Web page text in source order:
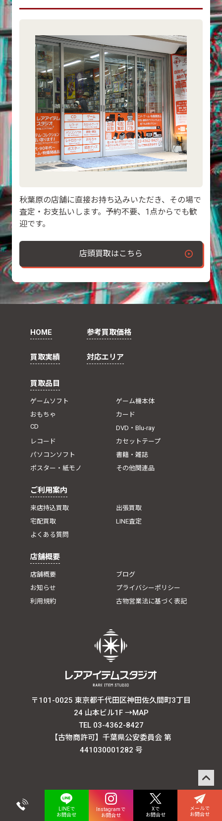
秋葉原の店舗に直接お持ち込みいただき、その場で
査定・お支払いします。予約不要、1点からでも歓
迎です。
店頭買取はこちら
HOME 参考買取価格
買取実績 対応エリア
買取品目
ゲームソフト
ゲーム機本体
おもちゃ
カード
CD
DVD・Blu-ray
レコード
カセットテープ
パソコンソフト
書籍・雑誌
ポスター・紙モノ
その他関連品
ご利用案内
来店持込買取
出張買取
宅配買取
LINE査定
よくある質問
店舗概要
店舗概要
ブログ
お知らせ
プライバシーポリシー
利用規約
古物営業法に基づく表記
〒101-0025 東京都千代田区神田佐久間町3丁目
24 山本ビル1F →MAP
TEL 03-4362-8427
【古物商許可】千葉県公安委員会 第
441030001282 号
LINEで
お問合せ
Instagramで
お問合せ
Xで
お問合せ
メールで
お問合せ